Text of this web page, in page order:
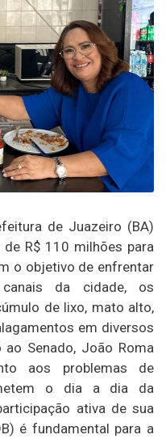
de Juazeiro (BA)
R$ 110 milhões para
o objetivo de enfrentar
da cidade, os
de lixo, mato alto,
em diversos
Senado, João Roma
aos problemas de
o dia a dia da
ativa de sua
é fundamental para a